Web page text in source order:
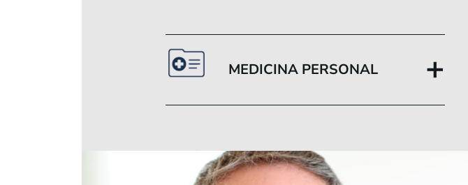
MEDICINA PERSONAL +